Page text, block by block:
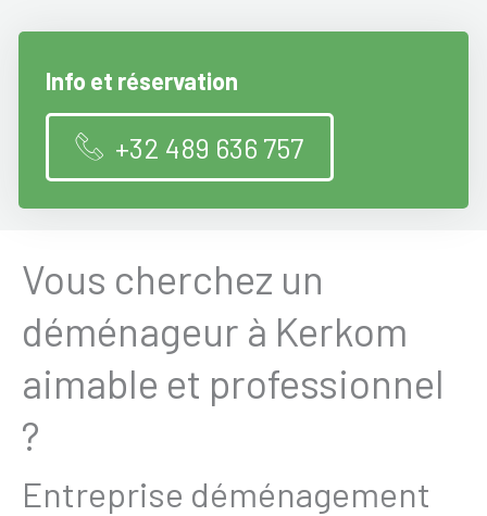
Info et réservation
+32 489 636 757
Vous cherchez un
déménageur à Kerkom
aimable et professionnel
?
Entreprise déménagement